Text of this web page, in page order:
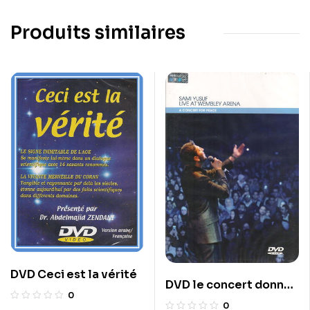
Produits similaires
DVD Ceci est la vérité
0
DVD le concert donné
par sami yusuf à
0